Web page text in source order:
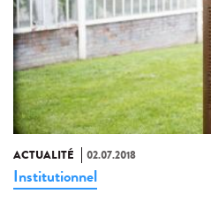
ACTUALITÉ 02.07.2018
Institutionnel